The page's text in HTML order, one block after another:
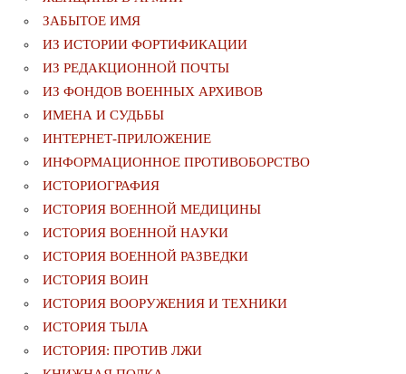
ЗАБЫТОЕ ИМЯ
ИЗ ИСТОРИИ ФОРТИФИКАЦИИ
ИЗ РЕДАКЦИОННОЙ ПОЧТЫ
ИЗ ФОНДОВ ВОЕННЫХ АРХИВОВ
ИМЕНА И СУДЬБЫ
ИНТЕРНЕТ-ПРИЛОЖЕНИЕ
ИНФОРМАЦИОННОЕ ПРОТИВОБОРСТВО
ИСТОРИОГРАФИЯ
ИСТОРИЯ ВОЕННОЙ МЕДИЦИНЫ
ИСТОРИЯ ВОЕННОЙ НАУКИ
ИСТОРИЯ ВОЕННОЙ РАЗВЕДКИ
ИСТОРИЯ ВОИН
ИСТОРИЯ ВООРУЖЕНИЯ И ТЕХНИКИ
ИСТОРИЯ ТЫЛА
ИСТОРИЯ: ПРОТИВ ЛЖИ